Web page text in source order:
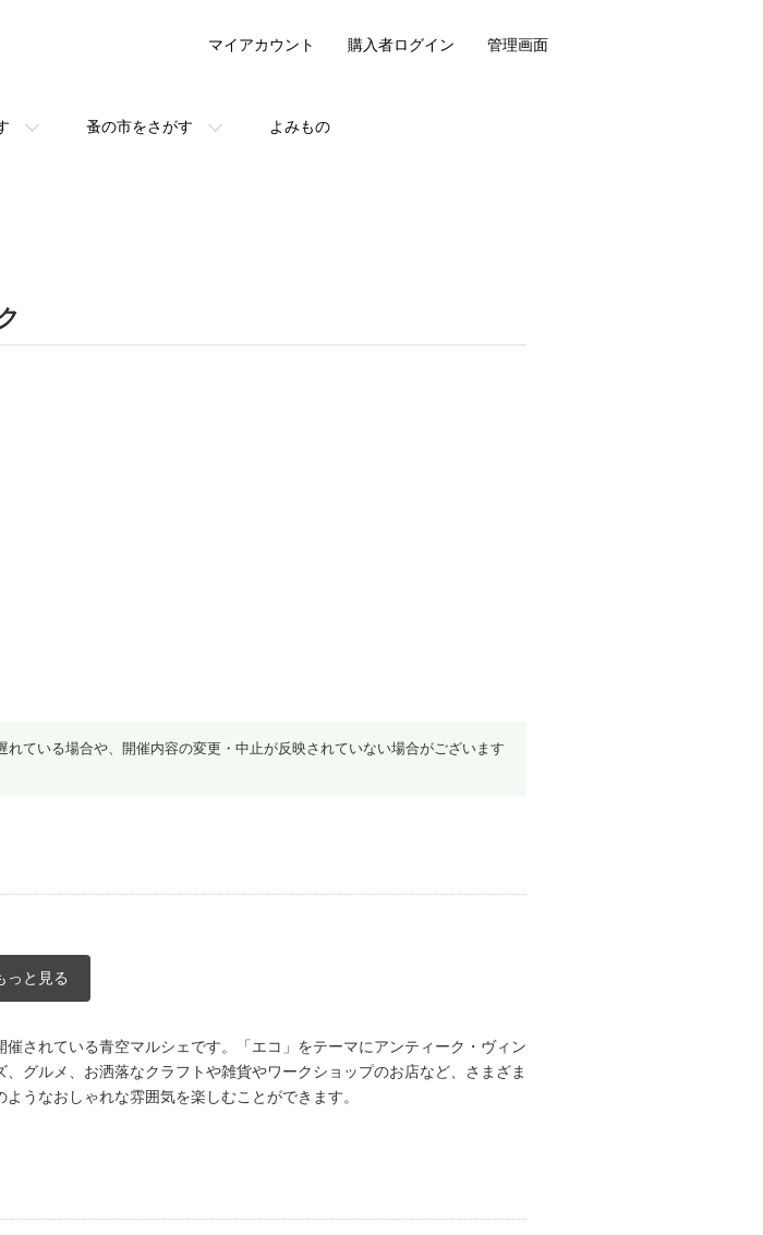
蚤の市をさがす よみもの
マイアカウント 購入者ログイン 管理画面
ている場合や、開催内容の変更・中止が反映されていない場合がございます
っと見る
されている青空マルシェです。「エコ」をテーマにアンティーク・ヴィン
グルメ、お洒落なクラフトや雑貨やワークショップのお店など、さまざま
うなおしゃれな雰囲気を楽しむことができます。